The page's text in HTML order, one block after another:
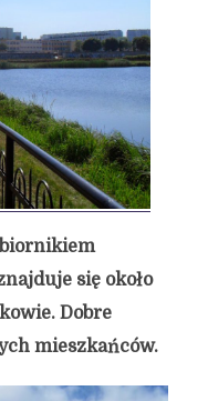
się około
Dobre
mieszkańców.